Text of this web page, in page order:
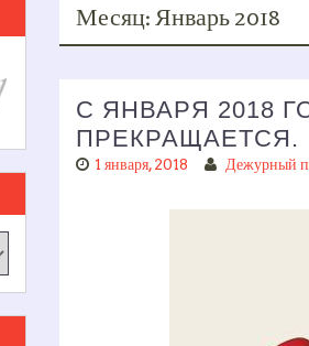
Месяц: Январь 2018
С ЯНВАРЯ 2018
ПРЕКРАЩАЕТСЯ.
1 января, 2018 Дежурный